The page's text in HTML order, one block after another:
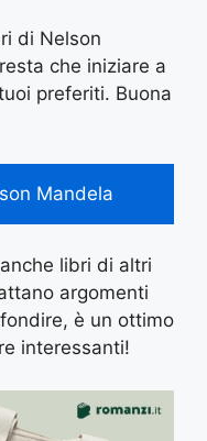
di Nelson
che iniziare a
preferiti. Buona
Mandela
libri di altri
argomenti
è un ottimo
interessanti!